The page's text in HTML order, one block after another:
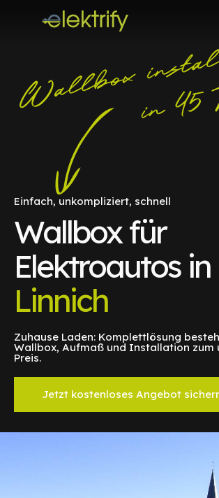
Einfach, unkompliziert, schnell
Wallbox für
Elektroautos in
Linnich
Zuhause Laden: Komplettlösung
Wallbox, Aufmaß und Installation zum
Preis.
Jetzt kostenloses Angebot